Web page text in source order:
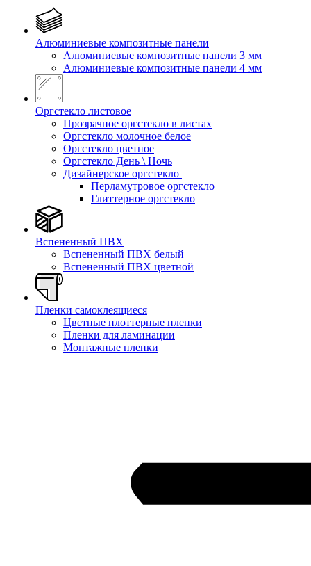
Алюминиевые композитные панели
Алюминиевые композитные панели 3 мм
Алюминиевые композитные панели 4 мм
Оргстекло листовое
Прозрачное оргстекло в листах
Оргстекло молочное белое
Оргстекло цветное
Оргстекло День \ Ночь
Дизайнерское оргстекло
Перламутровое оргстекло
Глиттерное оргстекло
Вспененный ПВХ
Вспененный ПВХ белый
Вспененный ПВХ цветной
Пленки самоклеящиеся
Цветные плоттерные пленки
Пленки для ламинации
Монтажные пленки